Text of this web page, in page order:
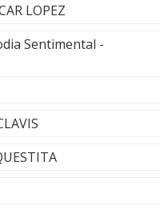
LOPEZ
Sentimental -